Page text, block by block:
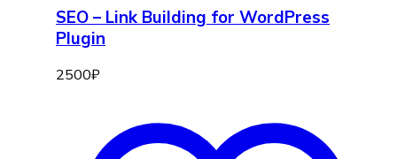
SEO – Link Building for WordPress
Plugin
2500₽